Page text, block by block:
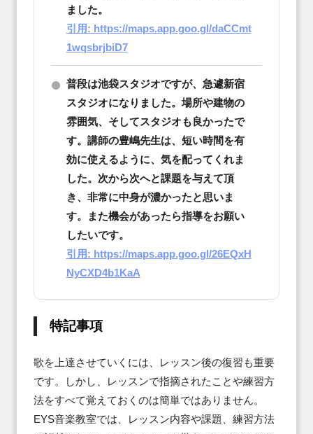
ました。
引用: https://maps.app.goo.gl/daCCmt
1wqsbrjbiD7
普段は池袋スタジオですが、急遽新宿
スタジオになりました。場所や建物の
雰囲気、そしてスタジオも良かったで
す。講師の豊嶋先生は、短い時間を有
効に使えるように、気を配ってくれま
した。次から次へと課題を与えて頂
き、非常に中身が濃かったと思いま
す。また機会があったら指導をお願い
したいです。
引用: https://maps.app.goo.gl/26EQxH
NyCXD4b1KaA
特記事項
歌を上達させていくには、レッスン後の復習も重要
です。しかし、レッスンで指摘されたことや練習方
法をすべて覚えておくのは簡単ではありません。
EYS音楽教室では、レッスン内容や課題、練習方法